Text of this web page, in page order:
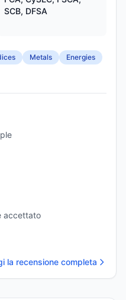
SCB, DFSA
Metals
Energies
accettato
la recensione completa